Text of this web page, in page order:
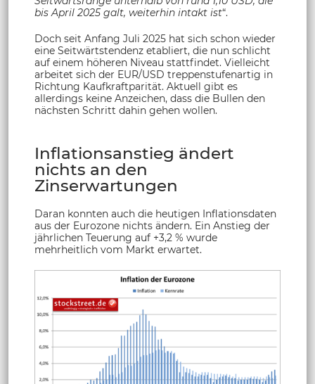
bis April 2025 galt, weiterhin intakt ist“.
Doch seit Anfang Juli 2025 hat sich schon wieder
eine Seitwärtstendenz etabliert, die nun schlicht
auf einem höheren Niveau stattfindet. Vielleicht
arbeitet sich der EUR/USD treppenstufenartig in
Richtung Kaufkraftparität. Aktuell gibt es
allerdings keine Anzeichen, dass die Bullen den
nächsten Schritt dahin gehen wollen.
Inflationsanstieg ändert
nichts an den
Zinserwartungen
Daran konnten auch die heutigen Inflationsdaten
aus der Eurozone nichts ändern. Ein Anstieg der
jährlichen Teuerung auf +3,2 % wurde
mehrheitlich vom Markt erwartet.